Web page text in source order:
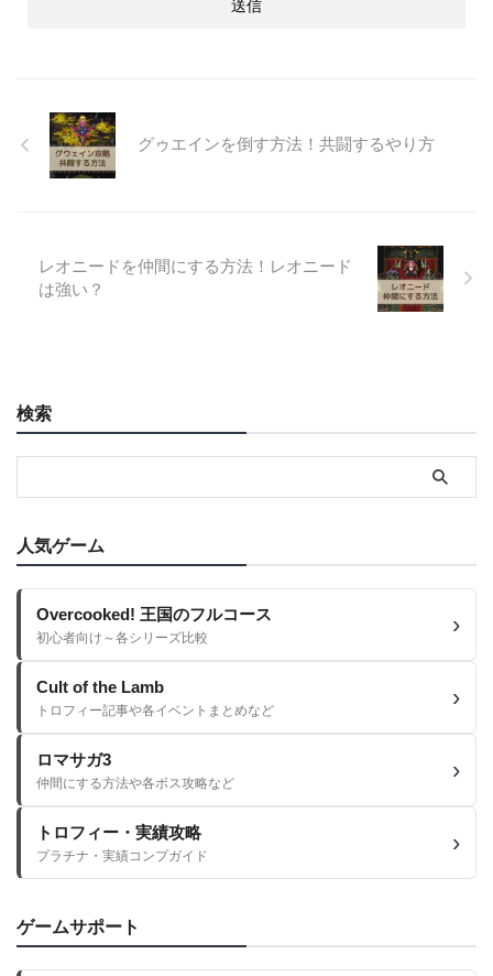
グゥエインを倒す方法！共闘するやり方
レオニードを仲間にする方法！レオニード
は強い？
検索
人気ゲーム
Overcooked! 王国のフルコース
初心者向け～各シリーズ比較
Cult of the Lamb
トロフィー記事や各イベントまとめなど
ロマサガ3
仲間にする方法や各ボス攻略など
トロフィー・実績攻略
プラチナ・実績コンプガイド
ゲームサポート